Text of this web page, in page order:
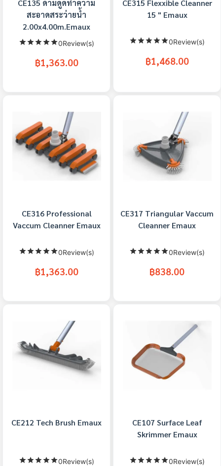
CE135 ด้ามดูดทำความ
สะอาดสระว่ายน้ำ
2.00x4.00m.Emaux
0Review(s)
฿1,363.00
CE315 Flexxible Cleanner
15 " Emaux
0Review(s)
฿1,468.00
CE316 Professional
Vaccum Cleanner Emaux
0Review(s)
฿1,363.00
CE317 Triangular Vaccum
Cleanner Emaux
0Review(s)
฿838.00
CE212 Tech Brush Emaux
0Review(s)
CE107 Surface Leaf
Skrimmer Emaux
0Review(s)